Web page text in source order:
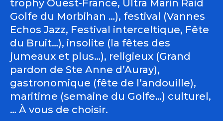
trophy Ouest-France, Ultra Marin Raid
Golfe du Morbihan …), festival (Vannes
Echos Jazz, Festival interceltique, Fête
du Bruit…), insolite (la fêtes des
jumeaux et plus…), religieux (Grand
pardon de Ste Anne d’Auray),
gastronomique (fête de l’andouille),
maritime (semaine du Golfe…) culturel,
… À vous de choisir.